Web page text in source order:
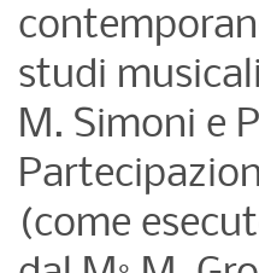
studi
M. Simoni e
(come